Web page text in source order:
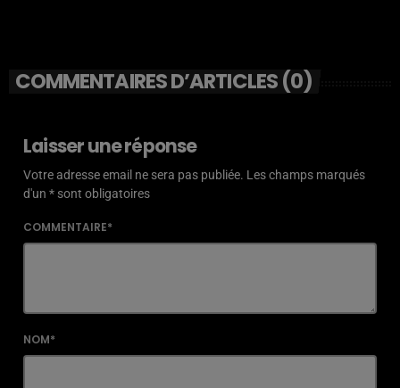
COMMENTAIRES D’ARTICLES (0)
Laisser une réponse
Votre adresse email ne sera pas publiée. Les champs marqués
d'un * sont obligatoires
COMMENTAIRE*
NOM*